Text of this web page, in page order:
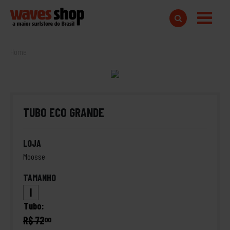
Home
TUBO ECO GRANDE
LOJA
Moosse
TAMANHO
|
Tubo:
R$ 7200